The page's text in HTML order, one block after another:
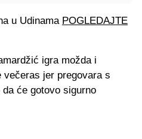
u Udinama POGLEDAJTE
igra možda i
večeras jer pregovara s
će gotovo sigurno